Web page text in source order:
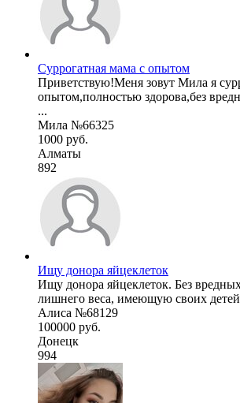
Суррогатная мама с опытом
Приветствую!Меня зовут Мила я
опытом,полностью здорова,без
...
Мила №66325
1000 руб.
Алматы
892
Ищу донора яйцеклеток
Ищу донора яйцеклеток. Без
лишнего веса, имеющую своих
Алиса №68129
100000 руб.
Донецк
994